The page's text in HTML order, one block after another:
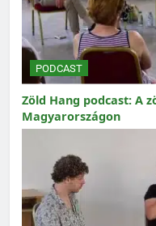
PODCAST
Zöld Hang podcast: A
Magyarországon